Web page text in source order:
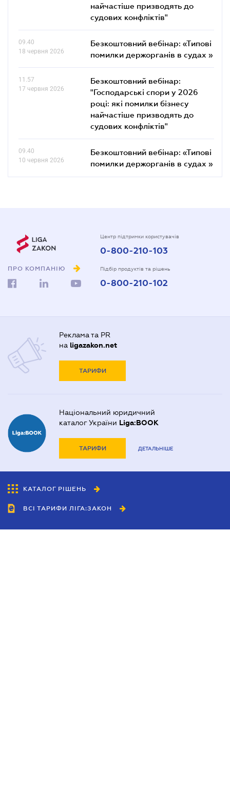
найчастіше призводять до
судових конфліктів"
09.40
18 червня 2026
Безкоштовний вебінар: «Типові
помилки держорганів в судах »
11.57
17 червня 2026
Безкоштовний вебінар:
"Господарські спори у 2026
році: які помилки бізнесу
найчастіше призводять до
судових конфліктів"
09.40
10 червня 2026
Безкоштовний вебінар: «Типові
помилки держорганів в судах »
ПРО КОМПАНІЮ
Центр підтримки користувачів
0-800-210-103
Підбір продуктів та рішень
0-800-210-102
Реклама та PR
на ligazakon.net
ТАРИФИ
Національний юридичний
каталог України Liga:BOOK
ТАРИФИ ДЕТАЛЬНІШЕ
КАТАЛОГ РІШЕНЬ
ВСІ ТАРИФИ ЛІГА:ЗАКОН